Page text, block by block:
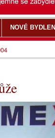
NOVÉ BYDLENÍ